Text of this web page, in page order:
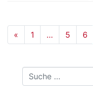
« 1 … 5 6
Suche